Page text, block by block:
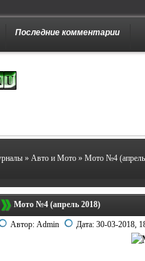
Последние комментарии
» Авто и Мото » Мото №4
Мото №4 (апрель 2018)
Автор: Admin Дата: 30-03-2018,